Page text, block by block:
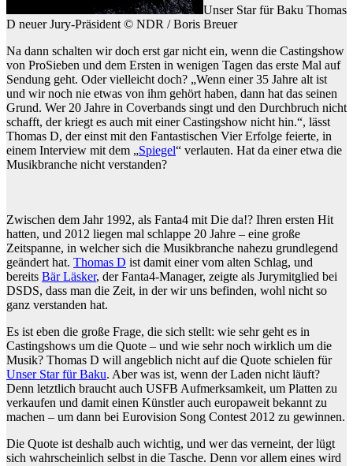
Unser Star für Baku Thomas
D neuer Jury-Präsident © NDR / Boris Breuer
Na dann schalten wir doch erst gar nicht ein, wenn die Castingshow
von ProSieben und dem Ersten in wenigen Tagen das erste Mal auf
Sendung geht. Oder vielleicht doch? „Wenn einer 35 Jahre alt ist
und wir noch nie etwas von ihm gehört haben, dann hat das seinen
Grund. Wer 20 Jahre in Coverbands singt und den Durchbruch nicht
schafft, der kriegt es auch mit einer Castingshow nicht hin.“, lässt
Thomas D, der einst mit den Fantastischen Vier Erfolge feierte, in
einem Interview mit dem „Spiegel“ verlauten. Hat da einer etwa die
Musikbranche nicht verstanden?
Zwischen dem Jahr 1992, als Fanta4 mit Die da!? Ihren ersten Hit
hatten, und 2012 liegen mal schlappe 20 Jahre – eine große
Zeitspanne, in welcher sich die Musikbranche nahezu grundlegend
geändert hat. Thomas D ist damit einer vom alten Schlag, und
bereits Bär Läsker, der Fanta4-Manager, zeigte als Jurymitglied bei
DSDS, dass man die Zeit, in der wir uns befinden, wohl nicht so
ganz verstanden hat.
Es ist eben die große Frage, die sich stellt: wie sehr geht es in
Castingshows um die Quote – und wie sehr noch wirklich um die
Musik? Thomas D will angeblich nicht auf die Quote schielen für
Unser Star für Baku. Aber was ist, wenn der Laden nicht läuft?
Denn letztlich braucht auch USFB Aufmerksamkeit, um Platten zu
verkaufen und damit einen Künstler auch europaweit bekannt zu
machen – um dann bei Eurovision Song Contest 2012 zu gewinnen.
Die Quote ist deshalb auch wichtig, und wer das verneint, der lügt
sich wahrscheinlich selbst in die Tasche. Denn vor allem eines wird